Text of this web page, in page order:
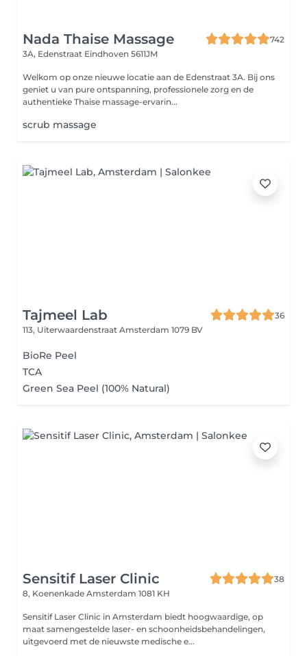
Nada Thaise Massage
742
3A, Edenstraat Eindhoven 5611JM
Welkom op onze nieuwe locatie aan de Edenstraat 3A. Bij ons
geniet u van pure ontspanning, professionele zorg en de
authentieke Thaise massage-ervarin...
scrub massage
Tajmeel Lab
36
113, Uiterwaardenstraat Amsterdam 1079 BV
BioRe Peel
TCA
Green Sea Peel (100% Natural)
Sensitif Laser Clinic
38
8, Koenenkade Amsterdam 1081 KH
Sensitif Laser Clinic in Amsterdam biedt hoogwaardige, op
maat samengestelde laser- en schoonheidsbehandelingen,
uitgevoerd met de nieuwste medische e...